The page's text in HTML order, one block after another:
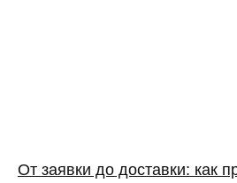
От заявки до доставки: как